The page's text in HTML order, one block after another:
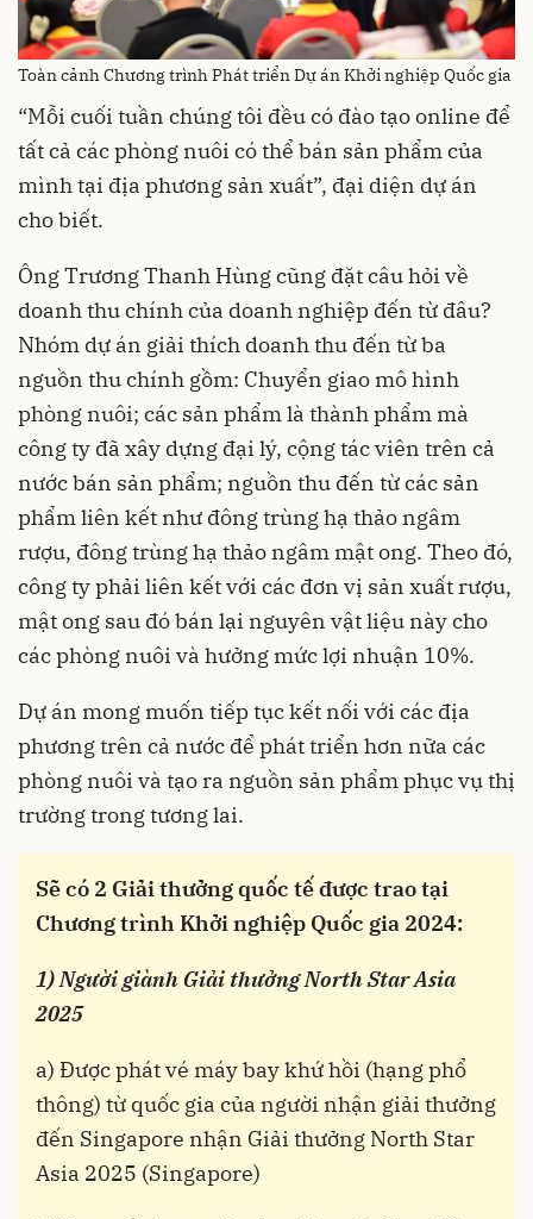
Toàn cảnh Chương trình Phát triển Dự án Khởi nghiệp Quốc gia
“Mỗi cuối tuần chúng tôi đều có đào tạo online để
tất cả các phòng nuôi có thể bán sản phẩm của
mình tại địa phương sản xuất”, đại diện dự án
cho biết.
Ông Trương Thanh Hùng cũng đặt câu hỏi về
doanh thu chính của doanh nghiệp đến từ đâu?
Nhóm dự án giải thích doanh thu đến từ ba
nguồn thu chính gồm: Chuyển giao mô hình
phòng nuôi; các sản phẩm là thành phẩm mà
công ty đã xây dựng đại lý, cộng tác viên trên cả
nước bán sản phẩm; nguồn thu đến từ các sản
phẩm liên kết như đông trùng hạ thảo ngâm
rượu, đông trùng hạ thảo ngâm mật ong. Theo đó,
công ty phải liên kết với các đơn vị sản xuất rượu,
mật ong sau đó bán lại nguyên vật liệu này cho
các phòng nuôi và hưởng mức lợi nhuận 10%.
Dự án mong muốn tiếp tục kết nối với các địa
phương trên cả nước để phát triển hơn nữa các
phòng nuôi và tạo ra nguồn sản phẩm phục vụ thị
trường trong tương lai.
Sẽ có 2 Giải thưởng quốc tế được trao tại
Chương trình Khởi nghiệp Quốc gia 2024:
1) Người giành Giải thưởng North Star Asia
2025
a) Được phát vé máy bay khứ hồi (hạng phổ
thông) từ quốc gia của người nhận giải thưởng
đến Singapore nhận Giải thưởng North Star
Asia 2025 (Singapore)